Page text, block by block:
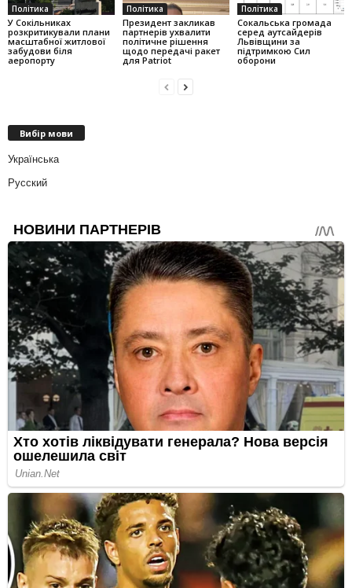
Політика
У Сокільниках
розкритикували плани
масштабної житлової
забудови біля
аеропорту
Політика
Президент закликав
партнерів ухвалити
політичне рішення
щодо передачі ракет
для Patriot
Політика
Сокальська громада
серед аутсайдерів
Львівщини за
підтримкою Сил
оборони
Вибір мови
Українська
Русский